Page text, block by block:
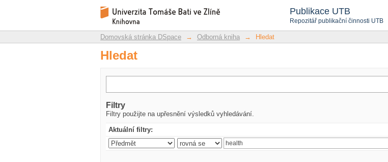
Publikace UTB
Repozitář publikační činnosti UTB
Hledat
Repozitář DSpace/Manakin
Domovská stránka DSpace → Odborná kniha → Hledat
Hledat
Filtry
Filtry použijte na upřesnění výsledků vyhledávání.
Aktuální filtry: